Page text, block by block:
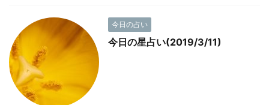
今日の占い
今日の星占い(2019/3/11)